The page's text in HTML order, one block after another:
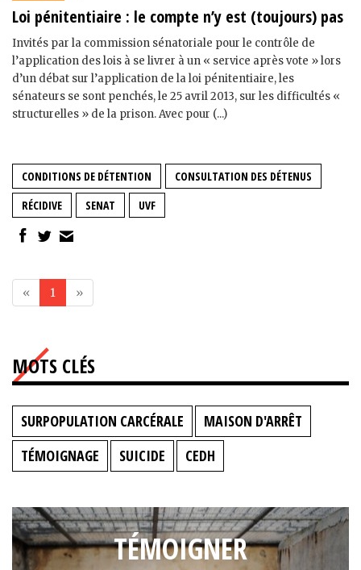
Loi pénitentiaire : le compte n’y est (toujours) pas
Invités par la commission sénatoriale pour le contrôle de
l’application des lois à se livrer à un « service après vote » lors
d’un débat sur l’application de la loi pénitentiaire, les
sénateurs se sont penchés, le 25 avril 2013, sur les difficultés «
structurelles » de la prison. Avec pour (...)
CONDITIONS DE DÉTENTION
CONSULTATION DES DÉTENUS
RÉCIDIVE
SENAT UVF
« 1 »
MOTS CLÉS
SURPOPULATION CARCÉRALE
MAISON D'ARRÊT
TÉMOIGNAGE
SUICIDE CEDH
TÉMOIGNER